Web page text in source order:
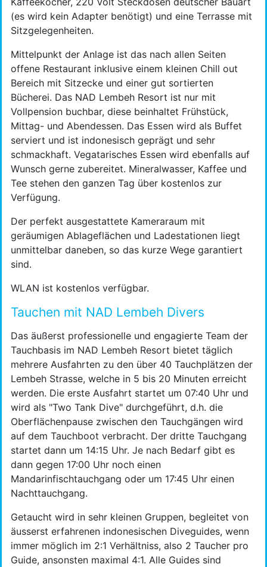
(es wird kein Adapter benötigt) und eine Terrasse mit
Sitzgelegenheiten.
Mittelpunkt der Anlage ist das nach allen Seiten
offene Restaurant inklusive einem kleinen Chill out
Bereich mit Sitzecke und einer gut sortierten
Bücherei. Das NAD Lembeh Resort ist nur mit
Vollpension buchbar, diese beinhaltet Frühstück,
Mittag- und Abendessen. Das Essen wird als Buffet
serviert und ist indonesisch geprägt und sehr
schmackhaft. Vegatarisches Essen wird ebenfalls auf
Wunsch gerne zubereitet. Mineralwasser, Kaffee und
Tee stehen den ganzen Tag über kostenlos zur
Verfügung.
Der perfekt ausgestattete Kameraraum mit
geräumigen Ablageflächen und Ladestationen liegt
unmittelbar daneben, so das kurze Wege garantiert
sind.
WLAN ist kostenlos verfügbar.
Tauchen mit NAD Lembeh Divers
Das äußerst professionelle und engagierte Team der
Tauchbasis im NAD Lembeh Resort bietet täglich
mehrere Ausfahrten zu den über 40 Tauchplätzen der
Lembeh Strasse, welche in 5 bis 20 Minuten erreicht
werden. Die erste Ausfahrt startet um 07:40 Uhr und
wird als "Two Tank Dive" durchgeführt, d.h. die
Oberflächenpause zwischen den Tauchgängen wird
auf dem Tauchboot verbracht. Der dritte Tauchgang
startet dann um 14:15 Uhr. Je nach Bedarf gibt es
dann gegen 17:00 Uhr noch einen
Mandarinfischtauchgang oder um 17:45 Uhr einen
Nachttauchgang.
Getaucht wird in sehr kleinen Gruppen, begleitet von
äusserst erfahrenen indonesischen Diveguides, wenn
immer möglich im 2:1 Verhältniss, also 2 Taucher pro
Guide, ansonsten maximal 4:1. Alle Guides sind